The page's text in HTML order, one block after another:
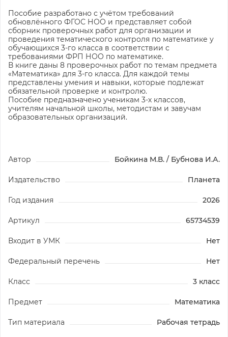
Пособие разработано с учётом требований
обновлённого ФГОС НОО и представляет собой
сборник проверочных работ для организации и
проведения тематического контроля по математике у
обучающихся 3-го класса в соответствии с
требованиями ФРП НОО по математике.
В книге даны 8 проверочных работ по темам предмета
«Математика» для 3-го класса. Для каждой темы
представлены умения и навыки, которые подлежат
обязательной проверке и контролю.
Пособие предназначено ученикам 3-х классов,
учителям начальной школы, методистам и завучам
образовательных организаций.
Автор Бойкина М.В. / Бубнова И.А.
Издательство Планета
Год издания 2026
Артикул 65734539
Входит в УМК Нет
Федеральный перечень Нет
Класс 3 класс
Предмет Математика
Тип материала Рабочая тетрадь